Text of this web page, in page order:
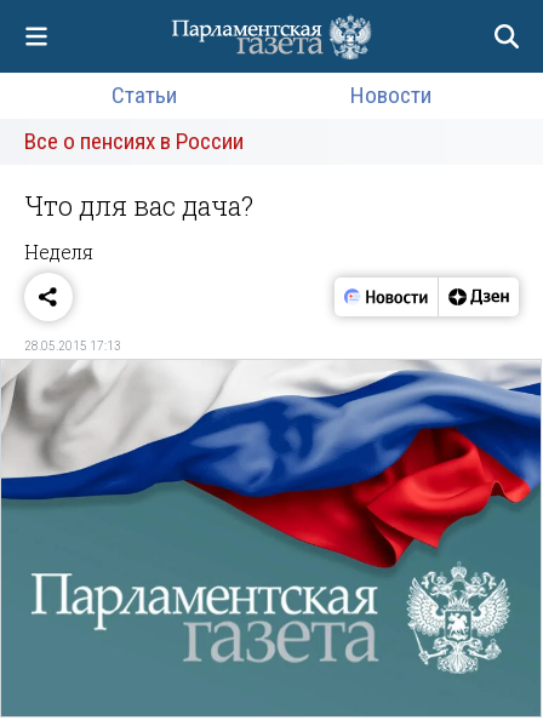
Статьи
Новости
Все о пенсиях в России
Что для вас дача?
Неделя
28.05.2015 17:13